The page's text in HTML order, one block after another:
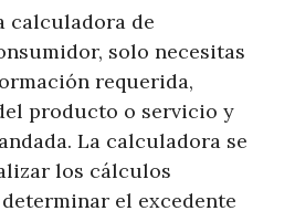
calculadora de
solo necesitas
requerida,
producto o servicio y
La calculadora se
los cálculos
el excedente